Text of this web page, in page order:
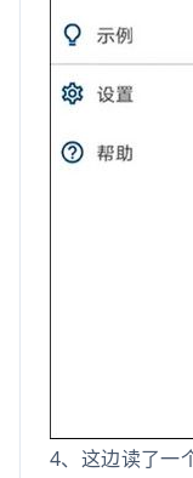
4、这边读了一